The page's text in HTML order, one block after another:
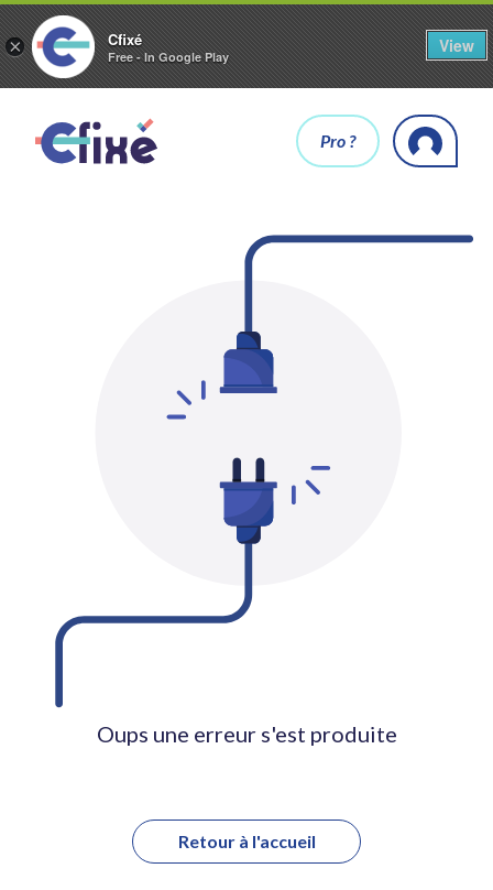
× Cfixé
Free - In Google Play
View
Pro ?
Oups une erreur s'est produite
Retour à l'accueil